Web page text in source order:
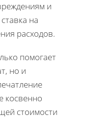
и
на
расходов.
помогает
но и
косвенно
стоимости